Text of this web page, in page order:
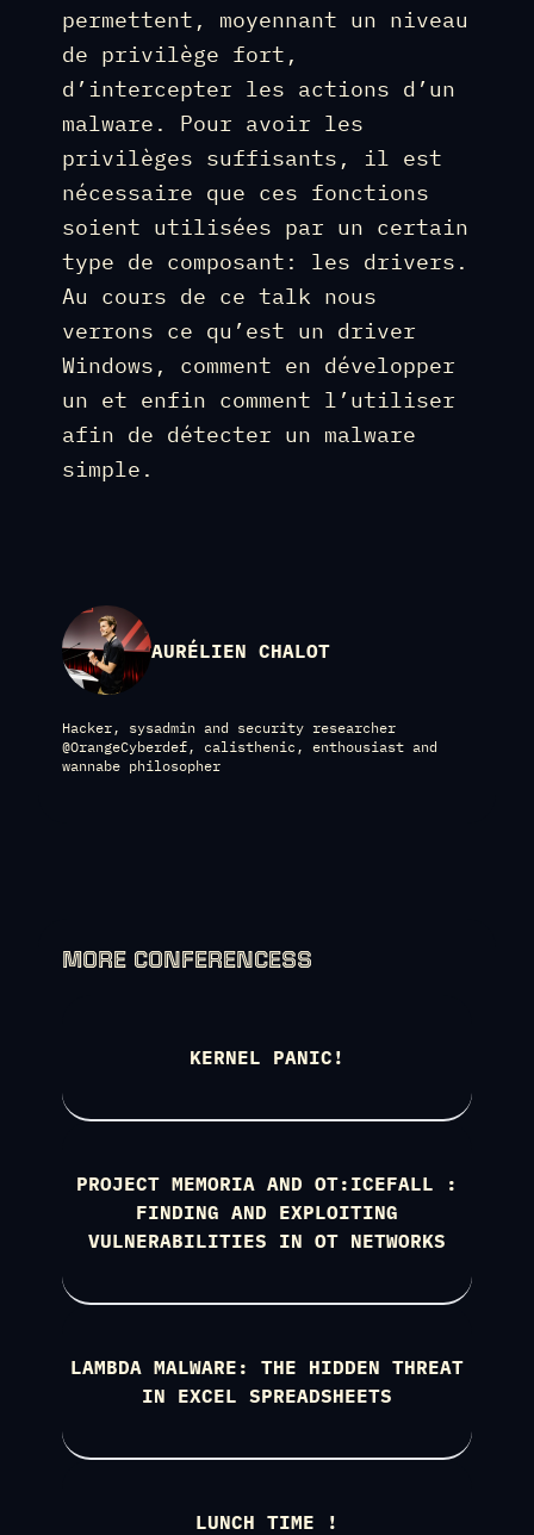
permettent, moyennant un niveau
de privilège fort,
d’intercepter les actions d’un
malware. Pour avoir les
privilèges suffisants, il est
nécessaire que ces fonctions
soient utilisées par un certain
type de composant: les drivers.
Au cours de ce talk nous
verrons ce qu’est un driver
Windows, comment en développer
un et enfin comment l’utiliser
afin de détecter un malware
simple.
AURÉLIEN CHALOT
Hacker, sysadmin and security researcher
@OrangeCyberdef, calisthenic, enthousiast and
wannabe philosopher
MORE CONFERENCESS
KERNEL PANIC!
PROJECT MEMORIA AND OT:ICEFALL :
FINDING AND EXPLOITING
VULNERABILITIES IN OT NETWORKS
LAMBDA MALWARE: THE HIDDEN THREAT
IN EXCEL SPREADSHEETS
LUNCH TIME !